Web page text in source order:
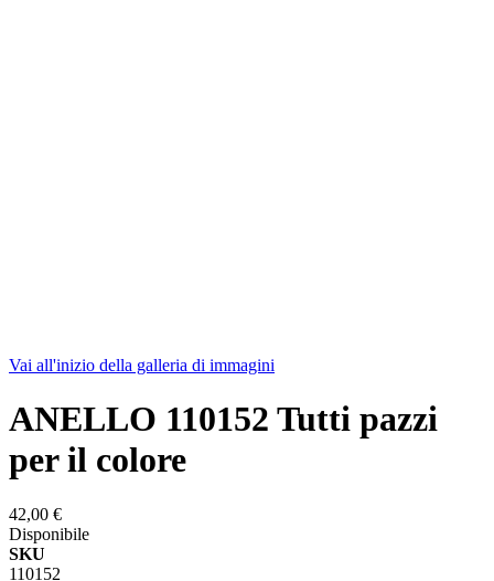
Vai all'inizio della galleria di immagini
ANELLO 110152 Tutti pazzi
per il colore
42,00 €
Disponibile
SKU
110152